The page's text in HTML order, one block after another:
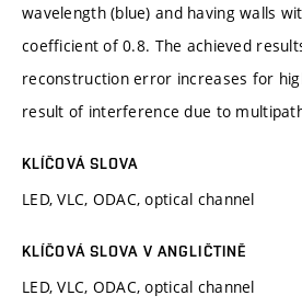
wavelength (blue) and having walls
coefficient of 0.8. The achieved
reconstruction error increases for
result of interference due to
KLÍČOVÁ SLOVA
LED, VLC, ODAC, optical channel
KLÍČOVÁ SLOVA V ANGLIČTINĚ
LED, VLC, ODAC, optical channel